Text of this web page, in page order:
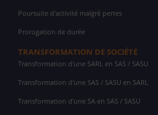
Poursuite d'activité malgré pertes
Prorogation de durée
TRANSFORMATION DE SOCIÉTÉ
Transformation d'une SARL en SAS / SASU
Transformation d'une SAS / SASU en SARL
Transformation d'une SA en SAS / SASU